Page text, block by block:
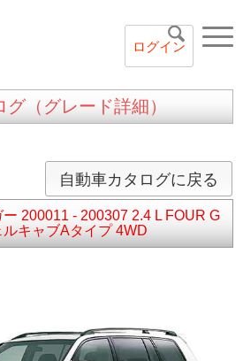
ログイン
（グレード詳細）
自動車カタログに戻る
ー 200011 - 200307 2.4 L FOUR G
キャブAタイプ 4WD